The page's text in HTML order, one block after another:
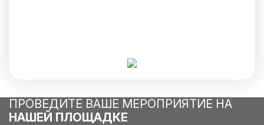
ПРОВЕДИТЕ ВАШЕ МЕРОПРИЯТИЕ НА
НАШЕЙ ПЛОЩАДКЕ